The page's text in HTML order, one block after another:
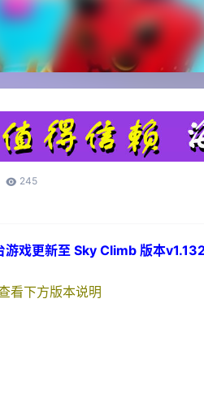
245
游戏更新至 Sky Climb 版本
看下方版本说明